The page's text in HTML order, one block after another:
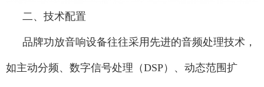
二、技术配置
品牌功放音响设备往往采用先进的音频处理技术，
如主动分频、数字信号处理（DSP）、动态范围扩